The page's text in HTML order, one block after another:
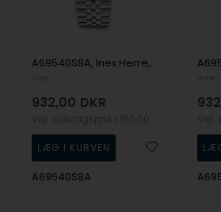
A69540S8A, Inex Herre, 40mm Quartz Herre m/lænke
932,00 DKR
A69540S8A